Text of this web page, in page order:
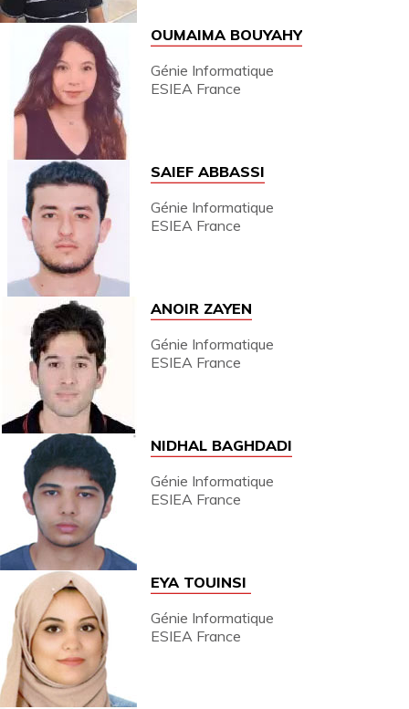
OUMAIMA BOUYAHY
Génie Informatique
ESIEA France
SAIEF ABBASSI
Génie Informatique
ESIEA France
ANOIR ZAYEN
Génie Informatique
ESIEA France
NIDHAL BAGHDADI
Génie Informatique
ESIEA France
EYA TOUINSI
Génie Informatique
ESIEA France